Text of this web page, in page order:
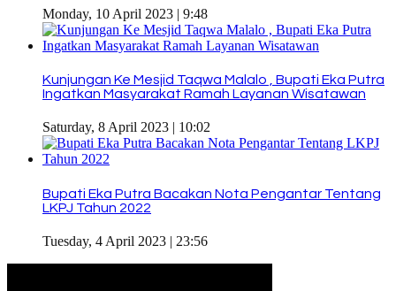
Monday, 10 April 2023 | 9:48
Kunjungan Ke Mesjid Taqwa Malalo , Bupati Eka Putra
Ingatkan Masyarakat Ramah Layanan Wisatawan
Saturday, 8 April 2023 | 10:02
Bupati Eka Putra Bacakan Nota Pengantar Tentang
LKPJ Tahun 2022
Tuesday, 4 April 2023 | 23:56